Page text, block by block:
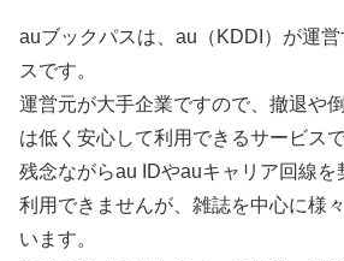
auブックパスは、au（KDDI）が運
スです。
運営元が大手企業ですので、撤退や
は低く安心して利用できるサービスで
残念ながらau IDやauキャリア回線
利用できませんが、雑誌を中心に様
います。